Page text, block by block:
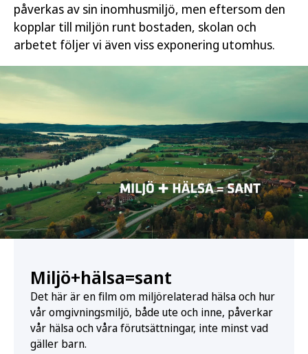
påverkas av sin inomhusmiljö, men eftersom den
kopplar till miljön runt bostaden, skolan och
arbetet följer vi även viss exponering utomhus.
Miljö+hälsa=sant
Det här är en film om miljörelaterad hälsa och hur
vår omgivningsmiljö, både ute och inne, påverkar
vår hälsa och våra förutsättningar, inte minst vad
gäller barn.